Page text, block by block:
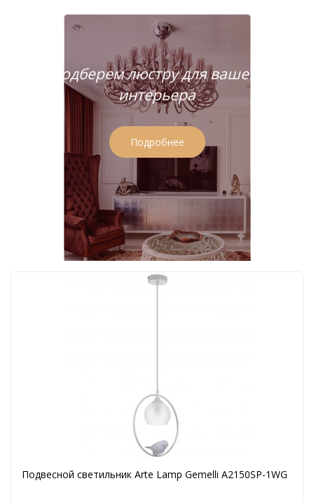
Подберем люстру для вашего
интерьера
Подробнее
Подвесной светильник Arte Lamp Gemelli A2150SP-1WG